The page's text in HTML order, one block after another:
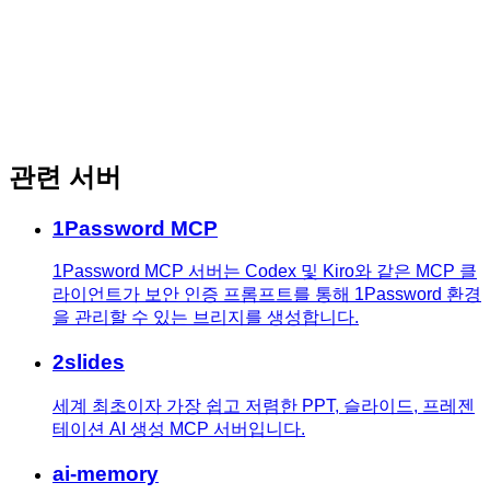
관련 서버
1Password MCP
1Password MCP 서버는 Codex 및 Kiro와 같은 MCP 클
라이언트가 보안 인증 프롬프트를 통해 1Password 환경
을 관리할 수 있는 브리지를 생성합니다.
2slides
세계 최초이자 가장 쉽고 저렴한 PPT, 슬라이드, 프레젠
테이션 AI 생성 MCP 서버입니다.
ai-memory